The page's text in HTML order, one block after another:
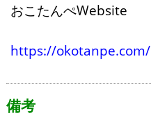
おこたんぺWebsite
https://okotanpe.com/
備考